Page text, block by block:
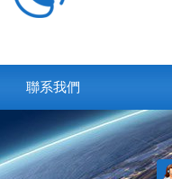
聯系我們